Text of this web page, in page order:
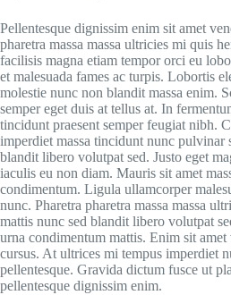
Pellentesque dignissim enim sit amet
pharetra massa massa ultricies mi quis
facilisis magna etiam tempor orci eu
et malesuada fames ac turpis. Lobortis
molestie nunc non blandit massa enim.
semper eget duis at tellus at. In
tincidunt praesent semper feugiat nibh.
imperdiet massa tincidunt nunc pulvinar
blandit libero volutpat sed. Justo eget
iaculis eu non diam. Mauris sit amet
condimentum. Ligula ullamcorper
nunc. Pharetra pharetra massa massa
mattis nunc sed blandit libero volutpat
urna condimentum mattis. Enim sit amet
cursus. At ultrices mi tempus imperdiet
pellentesque. Gravida dictum fusce ut
pellentesque dignissim enim.